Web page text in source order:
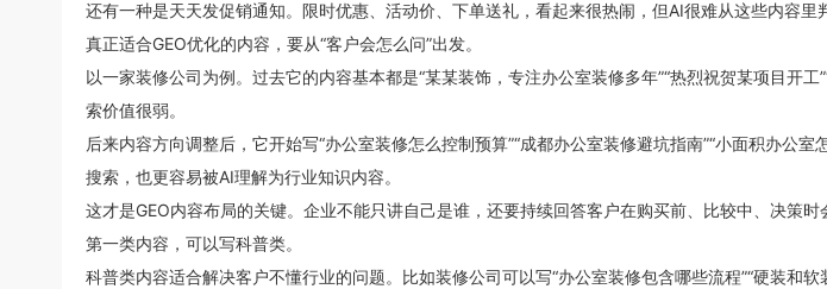
还有一种是天天发促销通知。限时优惠、活动价、下单送礼，看起来很热闹，但AI很难从这些内容
真正适合GEO优化的内容，要从“客户会怎么问”出发。
以一家装修公司为例。过去它的内容基本都是“某某装饰，专注办公室装修多年”“热烈祝贺某项目开
索价值很弱。
后来内容方向调整后，它开始写“办公室装修怎么控制预算”“成都办公室装修避坑指南”“小面积办公
搜索，也更容易被AI理解为行业知识内容。
这才是GEO内容布局的关键。企业不能只讲自己是谁，还要持续回答客户在购买前、比较中、决策时
第一类内容，可以写科普类。
科普类内容适合解决客户不懂行业的问题。比如装修公司可以写“办公室装修包含哪些流程”“硬装和